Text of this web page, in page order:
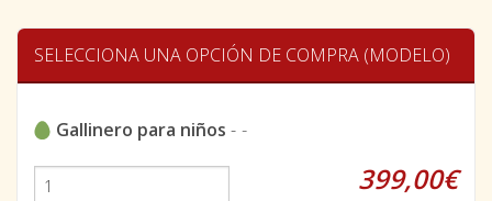
SELECCIONA UNA OPCIÓN DE COMPRA (MODELO)
Gallinero para niños - -
399,00€